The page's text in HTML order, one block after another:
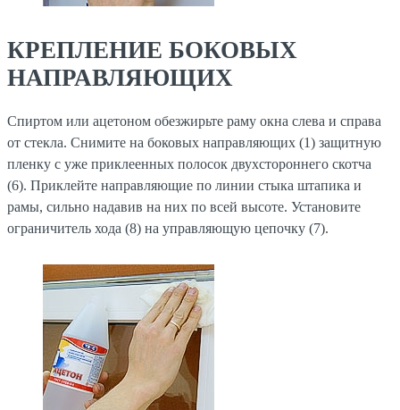
КРЕПЛЕНИЕ БОКОВЫХ
НАПРАВЛЯЮЩИХ
Спиртом или ацетоном обезжирьте раму окна слева и справа
от стекла. Снимите на боковых направляющих (1) защитную
пленку с уже приклеенных полосок двухстороннего скотча
(6). Приклейте направляющие по линии стыка штапика и
рамы, сильно надавив на них по всей высоте. Установите
ограничитель хода (8) на управляющую цепочку (7).